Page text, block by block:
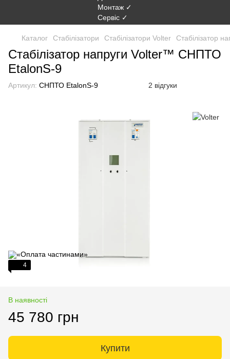
Каталог Стабілізатори Стабілізатори Volter Стабілізатор
Стабілізатор напруги Volter™ СНПТО
EtalonS-9
Артикул: СНПТО EtalonS-9 2 відгуки
4
В наявності
45 780 грн
Купити